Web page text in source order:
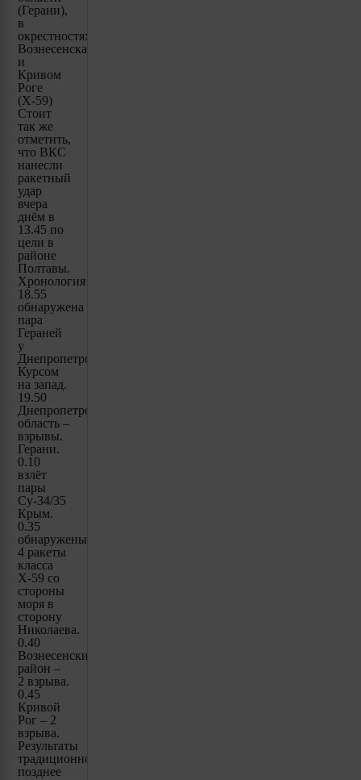
(Герани),
в
окрестностях
Вознесенска
и
Кривом
Роге
(Х-59)
Стоит
так же
отметить,
что ВКС
нанесли
ракетный
удар
вчера
днём в
13.45 по
цели в
районе
Полтавы.
Хронология
18.55
обнаружена
пара
Гераней
у
Днепропетровска.
Курсом
на запад.
19.50
Днепропетровская
область –
взрывы.
Герани.
0.10
взлёт
пары
Су-34/35
Крым.
0.35
обнаружены
4 ракеты
класса
Х-59 со
стороны
моря в
сторону
Николаева.
0.40
Вознесенский
район –
2 взрыва.
0.45
Кривой
Рог – 2
взрыва.
Результаты
традиционно
позднее